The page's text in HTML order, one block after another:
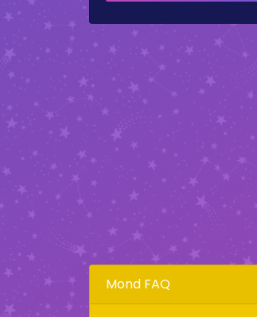
Mond FAQ